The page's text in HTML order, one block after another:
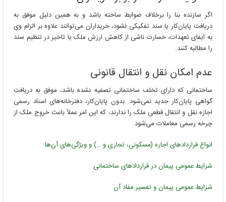
اگر سازنده بنا را برخلاف ضوابط ساخته باشد و به همین دلیل موفق به
دریافت پایان‌کار یا سند تفکیکی نشود، خریداران می‌توانند علاوه بر الزام وی
به ایفای تعهدات، خسارت ناشی از کاهش ارزش ملک یا تاخیر در تنظیم سند
را مطالبه کنند.
عدم امکان نقل و انتقال قانونی
ساختمانی که دارای تخلف ساختمانی تصفیه نشده باشد، موفق به دریافت
گواهی پایان‌کار جدید نمی‌شود. بدون پایان‌کار، دفترخانه‌های اسناد رسمی
اجازه نقل و انتقال قطعی ملک را ندارند، که این امر عملاً باعث خروج ملک از
چرخه رسمی معاملات می‌شود.
انواع قراردادهای اجاره (مسکونی، تجاری و …) و ویژگی‌های آن‌ها
شرایط عمومی پیمان در قراردادهای ساختمانی
شرایط عمومی پیمان و تفسیر مفاد آن